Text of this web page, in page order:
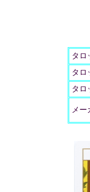
タロ
タロ
タロ
メー